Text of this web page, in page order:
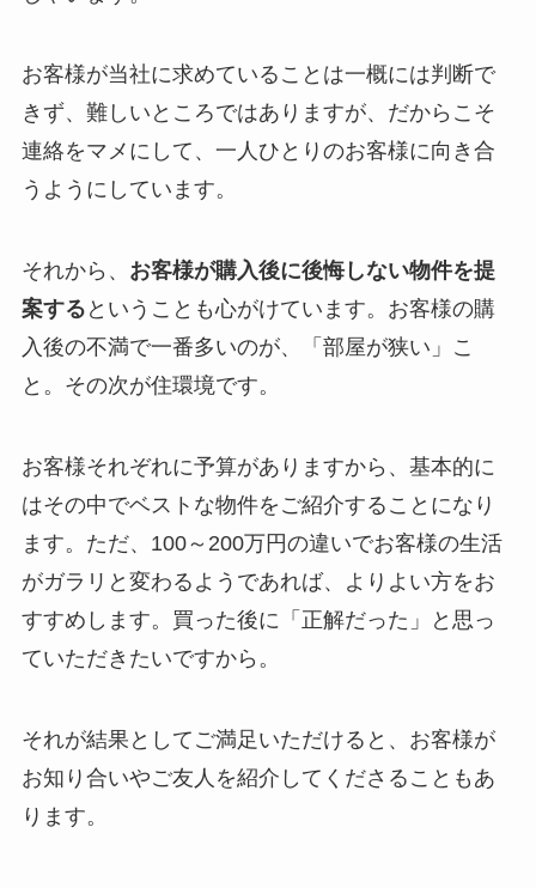
お客様が当社に求めていることは一概には判断で
きず、難しいところではありますが、だからこそ
連絡をマメにして、一人ひとりのお客様に向き合
うようにしています。
それから、 お客様が購入後に後悔しない物件を提
案する ということも心がけています。お客様の購
入後の不満で一番多いのが、「部屋が狭い」こ
と。その次が住環境です。
お客様それぞれに予算がありますから、基本的に
はその中でベストな物件をご紹介することになり
ます。ただ、100～200万円の違いでお客様の生活
がガラリと変わるようであれば、よりよい方をお
すすめします。買った後に「正解だった」と思っ
ていただきたいですから。
それが結果としてご満足いただけると、お客様が
お知り合いやご友人を紹介してくださることもあ
ります。